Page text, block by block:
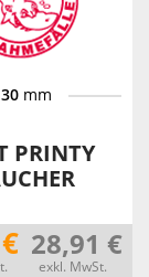
30 mm
PRINTY
28,91 €
exkl. MwSt.